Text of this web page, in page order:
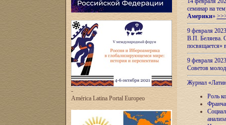
-
América Latina Portal Europeo
семинар на
Америки»
9 февраля
В.П. Беляева.
посвящается»
9 февраля
Советов
Журнал
Роль
анализа